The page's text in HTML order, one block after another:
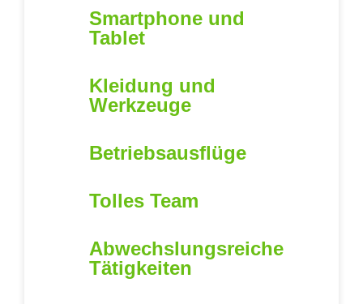
Smartphone und
Tablet
Kleidung und
Werkzeuge
Betriebsausflüge
Tolles Team
Abwechslungsreiche
Tätigkeiten